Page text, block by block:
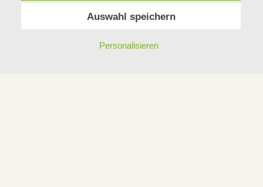
Auswahl speichern
Personalisieren